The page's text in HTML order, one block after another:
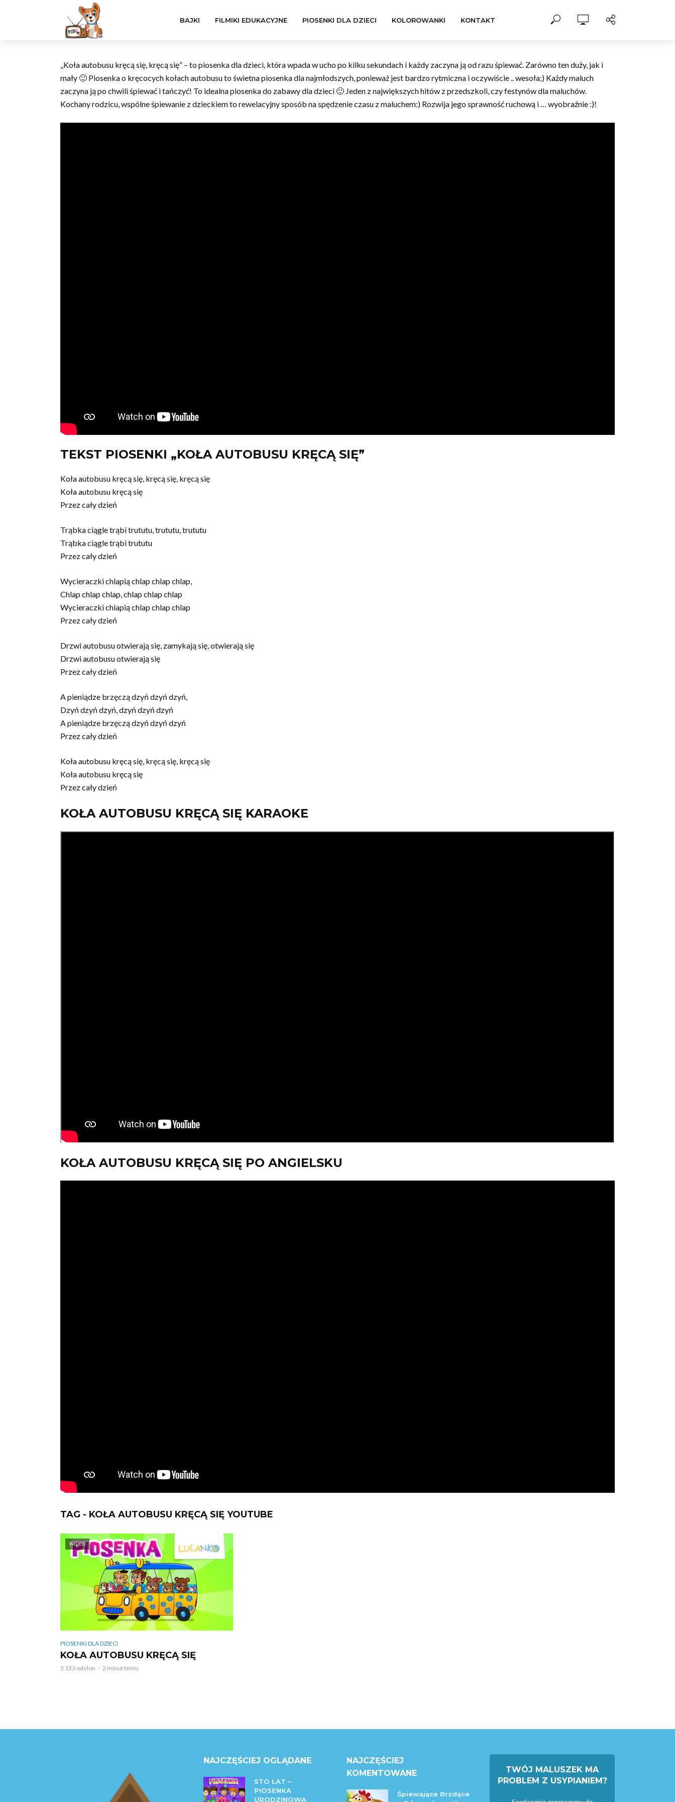
BAJKI FILMIKI EDUKACYJNE PIOSENKI DLA DZIECI KOLOROWANKI KONTAKT
„Koła autobusu kręcą się, kręcą się” – to piosenka dla dzieci, która wpada w ucho po kilku sekundach i każdy zaczyna ją od razu śpiewać. Zarówno ten duży, jak i
mały 🙂 Piosenka o kręcocych kołach autobusu to świetna piosenka dla najmłodszych, ponieważ jest bardzo rytmiczna i oczywiście .. wesoła;) Każdy maluch
zaczyna ją po chwili śpiewać i tańczyć! To idealna piosenka do zabawy dla dzieci 🙂 Jeden z największych hitów z przedszkoli, czy festynów dla maluchów.
Kochany rodzicu, wspólne śpiewanie z dzieckiem to rewelacyjny sposób na spędzenie czasu z maluchem:) Rozwija jego sprawność ruchową i … wyobraźnie :)!
TEKST PIOSENKI „KOŁA AUTOBUSU KRĘCĄ SIĘ”
Koła autobusu kręcą się, kręcą się, kręcą się
Koła autobusu kręcą się
Przez cały dzień
Trąbka ciągle trąbi trututu, trututu, trututu
Trąbka ciągle trąbi trututu
Przez cały dzień
Wycieraczki chlapią chlap chlap chlap,
Chlap chlap chlap, chlap chlap chlap
Wycieraczki chlapią chlap chlap chlap
Przez cały dzień
Drzwi autobusu otwierają się, zamykają się, otwierają się
Drzwi autobusu otwierają się
Przez cały dzień
A pieniądze brzęczą dzyń dzyń dzyń,
Dzyń dzyń dzyń, dzyń dzyń dzyń
A pieniądze brzęczą dzyń dzyń dzyń
Przez cały dzień
Koła autobusu kręcą się, kręcą się, kręcą się
Koła autobusu kręcą się
Przez cały dzień
KOŁA AUTOBUSU KRĘCĄ SIĘ KARAOKE
KOŁA AUTOBUSU KRĘCĄ SIĘ PO ANGIELSKU
TAG - KOŁA AUTOBUSU KRĘCĄ SIĘ YOUTUBE
WIDEO
PIOSENKI DLA DZIECI
KOŁA AUTOBUSU KRĘCĄ SIĘ
5 153 odsłon 2 minut temu
NAJCZĘŚCIEJ OGLĄDANE
STO LAT –
PIOSENKA
URODZINOWA
NAJCZĘŚCIEJ
KOMENTOWANE
Śpiewające Brzdące
TWÓJ MALUSZEK MA
PROBLEM Z USYPIANIEM?